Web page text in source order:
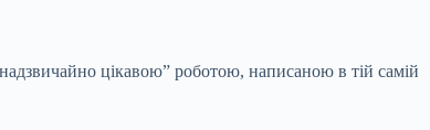
цікавою” роботою, написаною в тій самій